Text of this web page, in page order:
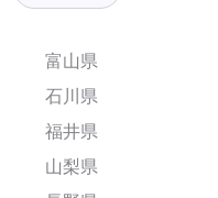
富山県
石川県
福井県
山梨県